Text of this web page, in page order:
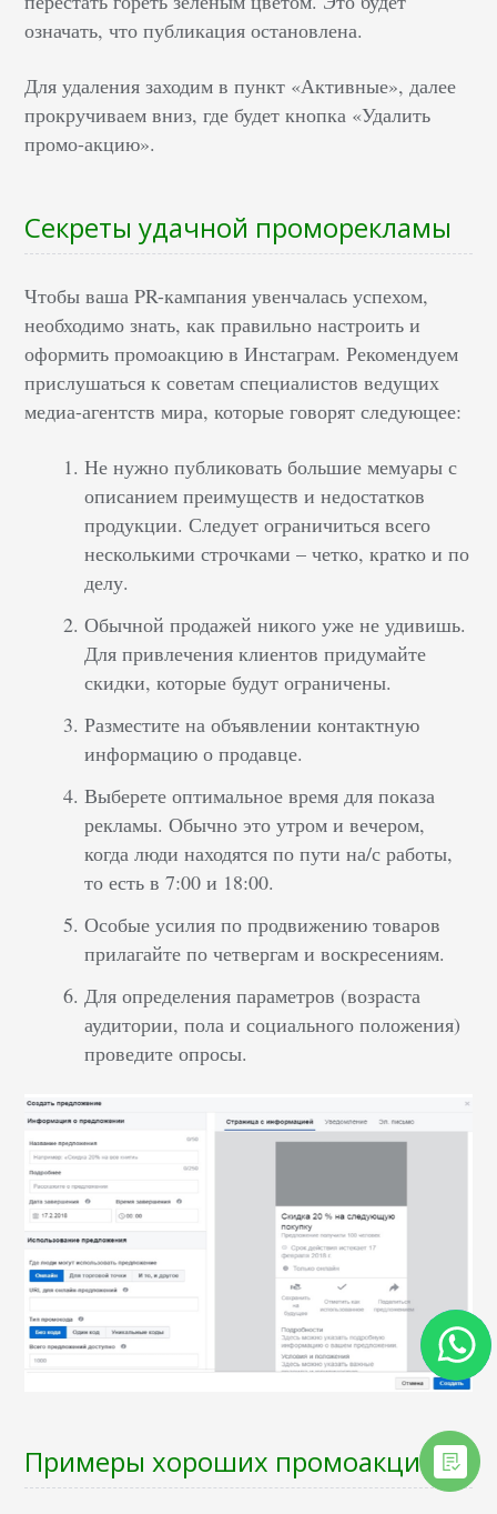
означать, что публикация остановлена.
Для удаления заходим в пункт «Активные», далее
прокручиваем вниз, где будет кнопка «Удалить
промо-акцию».
Секреты удачной проморекламы
Чтобы ваша PR-кампания увенчалась успехом,
необходимо знать, как правильно настроить и
оформить промоакцию в Инстаграм. Рекомендуем
прислушаться к советам специалистов ведущих
медиа-агентств мира, которые говорят следующее:
Не нужно публиковать большие мемуары с
описанием преимуществ и недостатков
продукции. Следует ограничиться всего
несколькими строчками – четко, кратко и по
делу.
Обычной продажей никого уже не удивишь.
Для привлечения клиентов придумайте
скидки, которые будут ограничены.
Разместите на объявлении контактную
информацию о продавце.
Выберете оптимальное время для показа
рекламы. Обычно это утром и вечером,
когда люди находятся по пути на/с работы,
то есть в 7:00 и 18:00.
Особые усилия по продвижению товаров
прилагайте по четвергам и воскресениям.
Для определения параметров (возраста
аудитории, пола и социального положения)
проведите опросы.
Примеры хороших промоакций